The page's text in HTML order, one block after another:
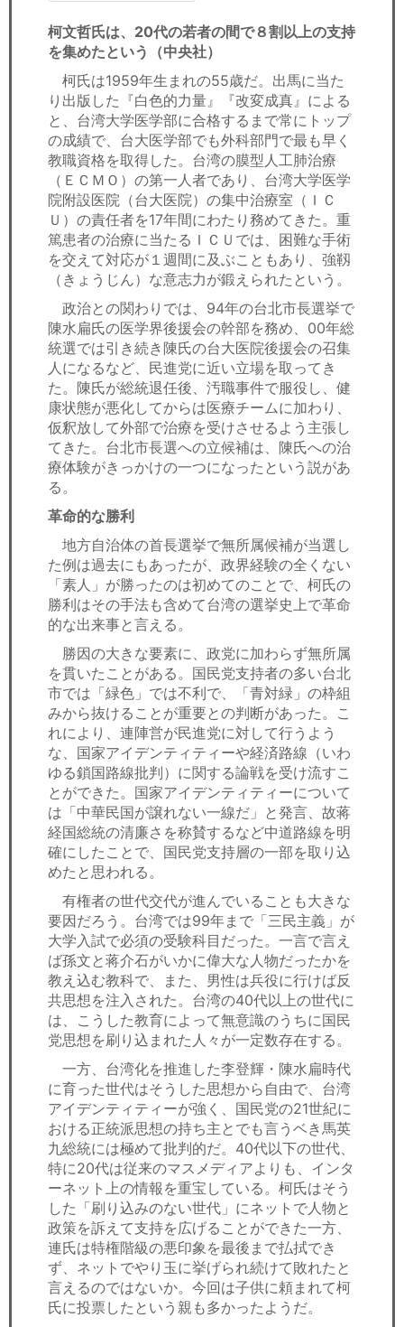
柯文哲氏は、20代の若者の間で８割以上の支持
を集めたという（中央社）
柯氏は1959年生まれの55歳だ。出馬に当た
り出版した『白色的力量』『改変成真』による
と、台湾大学医学部に合格するまで常にトップ
の成績で、台大医学部でも外科部門で最も早く
教職資格を取得した。台湾の膜型人工肺治療
（ＥＣＭＯ）の第一人者であり、台湾大学医学
院附設医院（台大医院）の集中治療室（ＩＣ
Ｕ）の責任者を17年間にわたり務めてきた。重
篤患者の治療に当たるＩＣＵでは、困難な手術
を交えて対応が１週間に及ぶこともあり、強靱
（きょうじん）な意志力が鍛えられたという。
政治との関わりでは、94年の台北市長選挙で
陳水扁氏の医学界後援会の幹部を務め、00年総
統選では引き続き陳氏の台大医院後援会の召集
人になるなど、民進党に近い立場を取ってき
た。陳氏が総統退任後、汚職事件で服役し、健
康状態が悪化してからは医療チームに加わり、
仮釈放して外部で治療を受けさせるよう主張し
てきた。台北市長選への立候補は、陳氏への治
療体験がきっかけの一つになったという説があ
る。
革命的な勝利
地方自治体の首長選挙で無所属候補が当選し
た例は過去にもあったが、政界経験の全くない
「素人」が勝ったのは初めてのことで、柯氏の
勝利はその手法も含めて台湾の選挙史上で革命
的な出来事と言える。
勝因の大きな要素に、政党に加わらず無所属
を貫いたことがある。国民党支持者の多い台北
市では「緑色」では不利で、「青対緑」の枠組
みから抜けることが重要との判断があった。こ
れにより、連陣営が民進党に対して行うよう
な、国家アイデンティティーや経済路線（いわ
ゆる鎖国路線批判）に関する論戦を受け流すこ
とができた。国家アイデンティティーについて
は「中華民国が譲れない一線だ」と発言、故蒋
経国総統の清廉さを称賛するなど中道路線を明
確にしたことで、国民党支持層の一部を取り込
めたと思われる。
有権者の世代交代が進んでいることも大きな
要因だろう。台湾では99年まで「三民主義」が
大学入試で必須の受験科目だった。一言で言え
ば孫文と蒋介石がいかに偉大な人物だったかを
教え込む教科で、また、男性は兵役に行けば反
共思想を注入された。台湾の40代以上の世代に
は、こうした教育によって無意識のうちに国民
党思想を刷り込まれた人々が一定数存在する。
一方、台湾化を推進した李登輝・陳水扁時代
に育った世代はそうした思想から自由で、台湾
アイデンティティーが強く、国民党の21世紀に
おける正統派思想の持ち主とでも言うベき馬英
九総統には極めて批判的だ。40代以下の世代、
特に20代は従来のマスメディアよりも、インタ
ーネット上の情報を重宝している。柯氏はそう
した「刷り込みのない世代」にネットで人物と
政策を訴えて支持を広げることができた一方、
連氏は特権階級の悪印象を最後まで払拭でき
ず、ネットでやり玉に挙げられ続けて敗れたと
言えるのではないか。今回は子供に頼まれて柯
氏に投票したという親も多かったようだ。